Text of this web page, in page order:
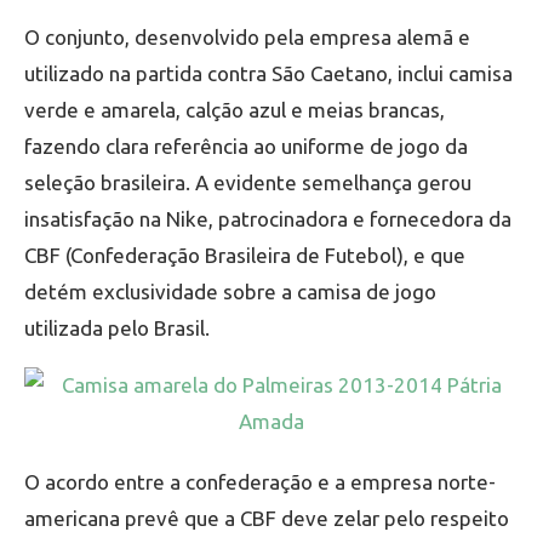
O conjunto, desenvolvido pela empresa alemã e
utilizado na partida contra São Caetano, inclui camisa
verde e amarela, calção azul e meias brancas,
fazendo clara referência ao uniforme de jogo da
seleção brasileira. A evidente semelhança gerou
insatisfação na Nike, patrocinadora e fornecedora da
CBF (Confederação Brasileira de Futebol), e que
detém exclusividade sobre a camisa de jogo
utilizada pelo Brasil.
O acordo entre a confederação e a empresa norte-
americana prevê que a CBF deve zelar pelo respeito